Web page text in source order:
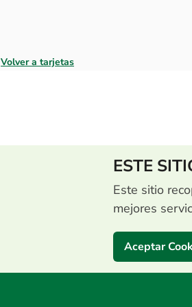
Volver a tarjetas
Centro de
(503) 2513 5000
ESTE
Este sitio
mejores
Aceptar